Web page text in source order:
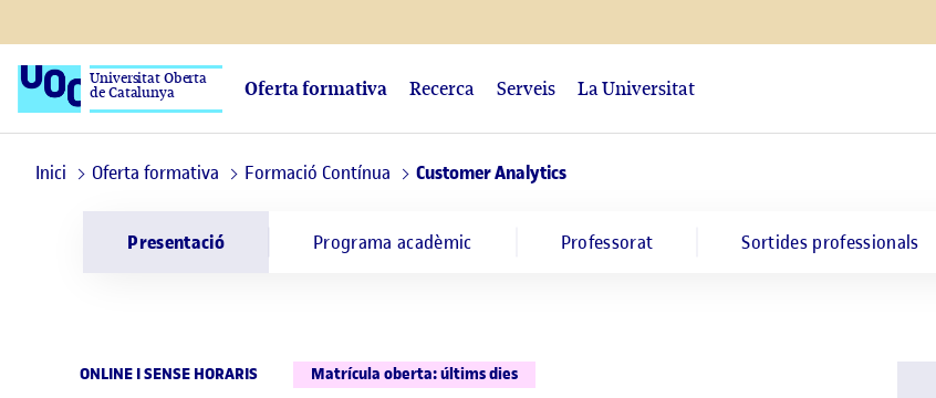
Universitat Oberta
de Catalunya Oferta formativa Recerca Serveis La Universitat
Inici Oferta formativa Formació Contínua Customer Analytics
Presentació Programa acadèmic Professorat Sortides professionals
ONLINE I SENSE HORARIS Matrícula oberta: últims dies